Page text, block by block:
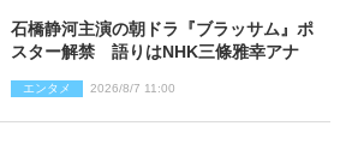
石橋静河主演の朝ドラ『ブラッサム』ポ
スター解禁 語りはNHK三條雅幸アナ
エンタメ 2026/8/7 11:00